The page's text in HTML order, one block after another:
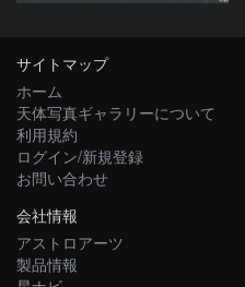
サイトマップ
ホーム
天体写真ギャラリーについて
利用規約
ログイン/新規登録
お問い合わせ
会社情報
アストロアーツ
製品情報